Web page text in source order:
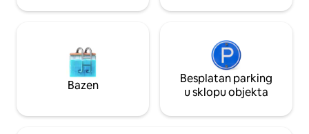
Bazen
Besplatan parking
u sklopu objekta